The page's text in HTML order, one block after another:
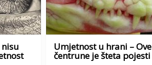
nisu Umjetnost u hrani – Ove
čentrune je šteta pojesti